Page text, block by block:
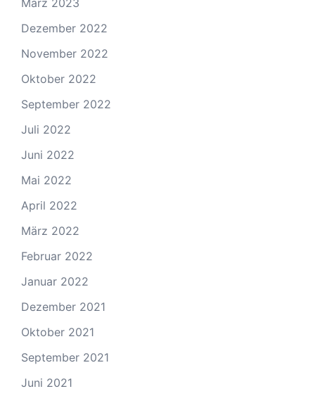
März 2023
Dezember 2022
November 2022
Oktober 2022
September 2022
Juli 2022
Juni 2022
Mai 2022
April 2022
März 2022
Februar 2022
Januar 2022
Dezember 2021
Oktober 2021
September 2021
Juni 2021